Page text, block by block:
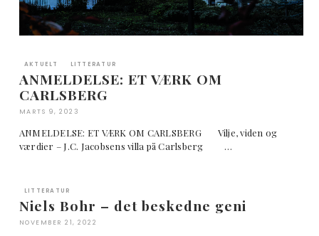
AKTUELT LITTERATUR
ANMELDELSE: ET VÆRK OM
CARLSBERG
MARTS 9, 2023
ANMELDELSE: ET VÆRK OM CARLSBERG Vilje, viden og
værdier – J.C. Jacobsens villa på Carlsberg …
LITTERATUR
Niels Bohr – det beskedne geni
NOVEMBER 21, 2022